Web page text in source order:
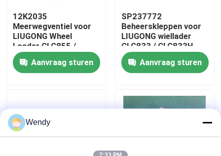
Kwaliteitscontrole
Contacteer ons
Gevallen
12K2035
Meerwegventiel voor
LIUGONG Wheel
Loader CLG855 /
CLG855N / CLG855H
CLG856 / CLG856H
CLG50CN / CLG50C
Aanvraag sturen
SP237772
Beheerskleppen voor
LIUGONG wiellader
CLG833 / CLG833H
CLG835 / CLG835H
CLG836 / CLG836H
ZL30E / ZL30F
Aanvraag sturen
Wendy